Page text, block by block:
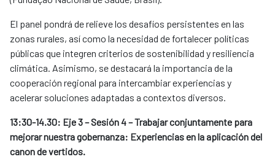
El panel pondrá de relieve los desafíos persistentes en las
zonas rurales, así como la necesidad de fortalecer políticas
públicas que integren criterios de sostenibilidad y resiliencia
climática. Asimismo, se destacará la importancia de la
cooperación regional para intercambiar experiencias y
acelerar soluciones adaptadas a contextos diversos.
13:30-14.30: Eje 3 – Sesión 4 – Trabajar conjuntamente para
mejorar nuestra gobernanza: Experiencias en la aplicación del
canon de vertidos.